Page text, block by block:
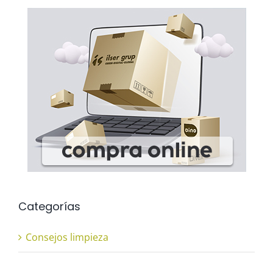
Categorías
Consejos limpieza